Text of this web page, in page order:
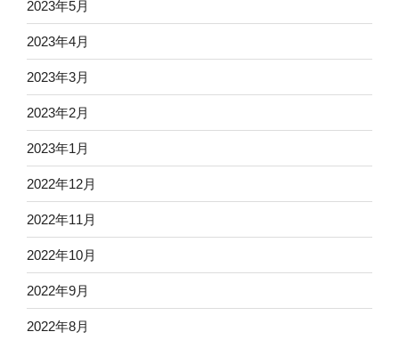
2023年5月
2023年4月
2023年3月
2023年2月
2023年1月
2022年12月
2022年11月
2022年10月
2022年9月
2022年8月